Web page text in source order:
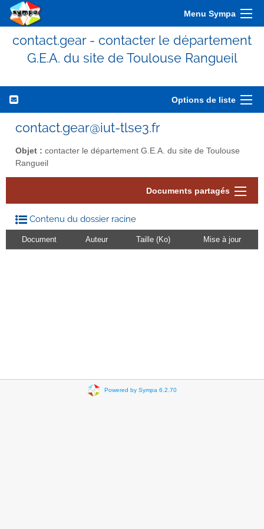
Menu Sympa
contact.gear - contacter le département
G.E.A. du site de Toulouse Rangueil
Options de liste
contact.gear@iut-tlse3.fr
Objet : contacter le département G.E.A. du site de Toulouse
Rangueil
Documents partagés
Contenu du dossier racine
Document Auteur Taille (Ko) Mise à jour
Powered by Sympa 6.2.70